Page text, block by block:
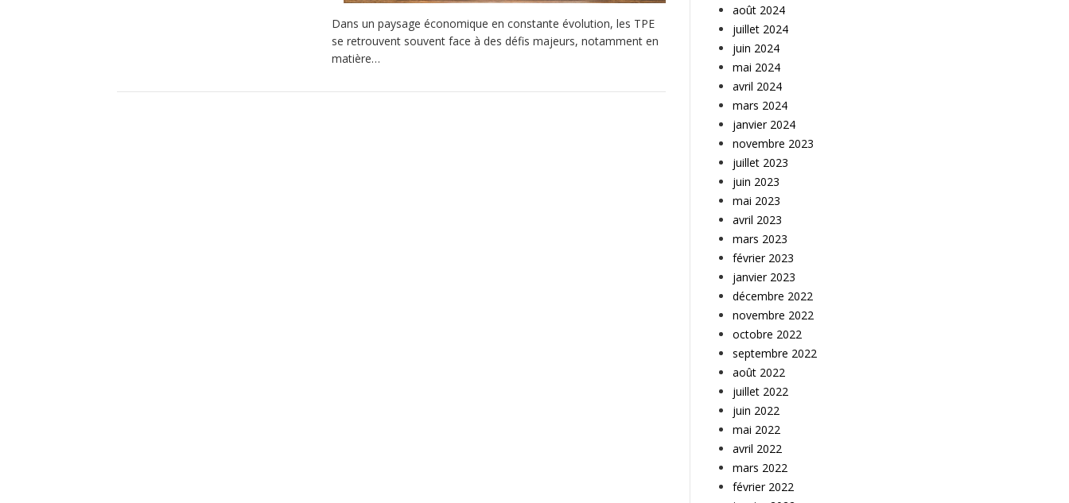
Dans un paysage économique en constante évolution, les TPE
se retrouvent souvent face à des défis majeurs, notamment en
matière…
août 2024
juillet 2024
juin 2024
mai 2024
avril 2024
mars 2024
janvier 2024
novembre 2023
juillet 2023
juin 2023
mai 2023
avril 2023
mars 2023
février 2023
janvier 2023
décembre 2022
novembre 2022
octobre 2022
septembre 2022
août 2022
juillet 2022
juin 2022
mai 2022
avril 2022
mars 2022
février 2022